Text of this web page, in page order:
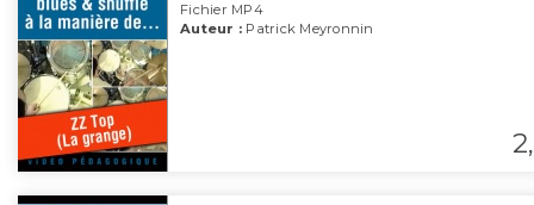
Fichier MP4
Auteur : Patrick Meyronnin
2,